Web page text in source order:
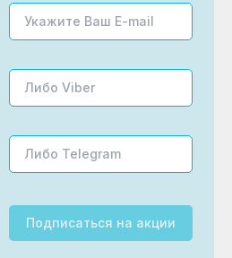
Подписаться на акции